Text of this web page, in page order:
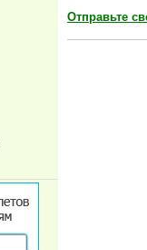
Отправьте